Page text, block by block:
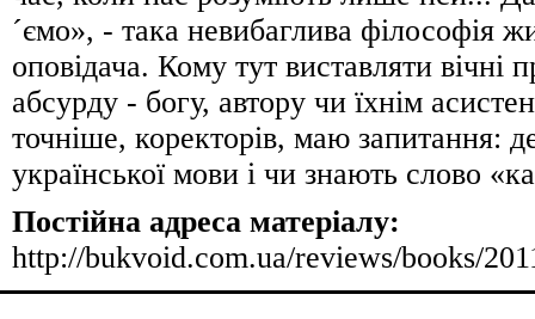
´ємо», - така невибаглива філософія
оповідача. Кому тут виставляти вічні
абсурду - богу, автору чи їхнім
точніше, коректорів, маю запитання:
української мови і чи знають слово
Постійна адреса матеріалу:
http://bukvoid.com.ua/reviews/books/